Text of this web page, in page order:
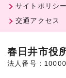
サイトポリシー
交通アクセス
春日井市役
法人番号：